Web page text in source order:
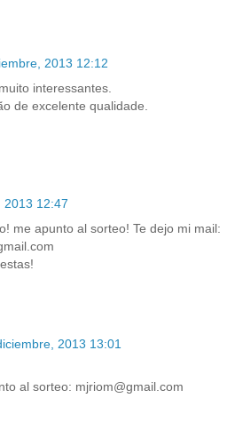
2013 12:12
interessantes.
de excelente qualidade.
2013 12:47
me apunto al sorteo! Te dejo mi mail:
2013 13:01
al sorteo: mjriom@gmail.com